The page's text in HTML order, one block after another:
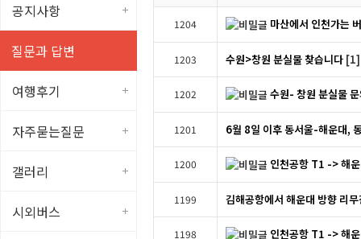
공지사항
질문과 답변
여행후기
자주묻는질문
갤러리
시외버스
1204 마산에서 인천가는
1203 수원>창원 분실물 찾습니다 [1]
1202 수원- 창원 분실물
1201 6월 8일 이후 동서울-해운대,
1200 인천공항 T1 -> 해
1199 김해공항에서 해운대 방향 리
1198 인천공항 T1 -> 해